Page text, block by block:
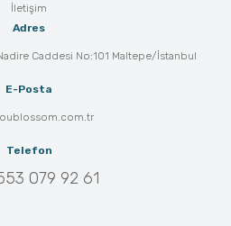
İletişim
Adres
Caddesi No:101 Maltepe/İstanbul
E-Posta
Telefon
079 92 61